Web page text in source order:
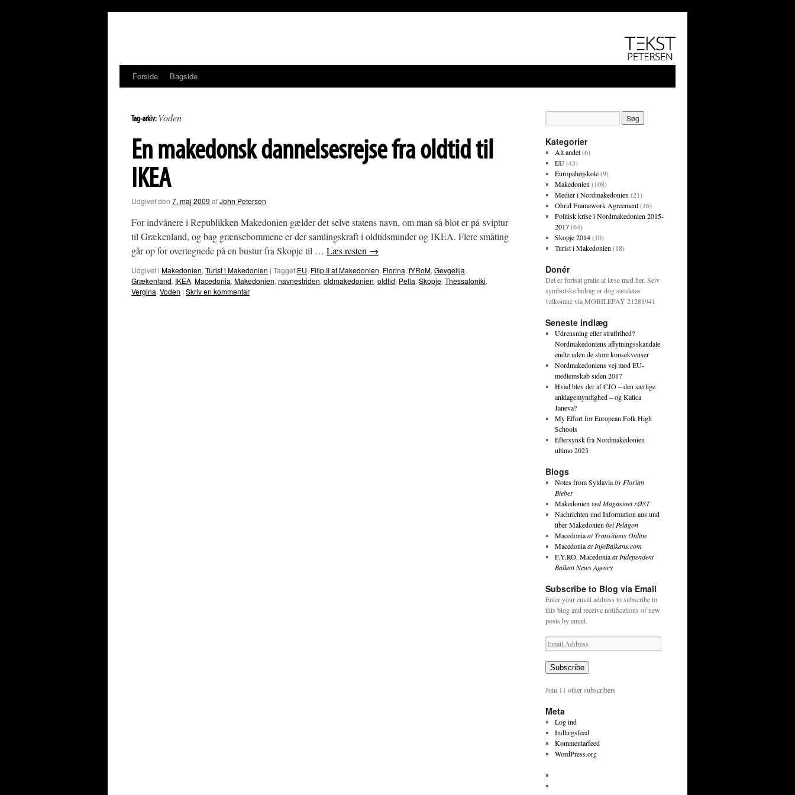
Forside Bagside
Tag-arkiv: Voden
En makedonsk dannelsesrejse fra oldtid til
IKEA
Udgivet den 7. maj 2009 afJohn Petersen
For indvånere i Republikken Makedonien gælder det selve statens navn, om man så blot er på sviptur
til Grækenland, og bag grænsebommene er der samlingskraft i oldtidsminder og IKEA. Flere småting
går op for overtegnede på en bustur fra Skopje til … Læs resten →
Udgivet i Makedonien, Turist i Makedonien | Tagget EU, Filip II af Makedonien, Florina, fYRoM, Gevgelija,
Grækenland, IKEA, Macedonia, Makedonien, navnestriden, oldmakedonien, oldtid, Pella, Skopje, Thessaloniki,
Vergina, Voden | Skriv en kommentar
Kategorier
Alt andet(6)
EU(43)
Europahøjskole(9)
Makedonien (108)
Medier i Nordmakedonien (21)
Ohrid Framework Agreement(16)
Politisk krise i Nordmakedonien 2015-
2017(64)
Skopje 2014(10)
Turist i Makedonien (18)
Donér
Det er fortsat gratis at læse med her. Selv
symbolske bidrag er dog særdeles
velkomne via MOBILEPAY 21281941
Seneste indlæg
Udrensning eller straffrihed?
Nordmakedoniens aflytningsskandale
endte uden de store konsekvenser
Nordmakedoniens vej mod EU-
medlemskab siden 2017
Hvad blev der af CJO – den særlige
anklagemyndighed – og Katica
Janeva?
My Effort for European Folk High
Schools
Eftersynsk fra Nordmakedonien
ultimo 2023
Blogs
Notes from Syldaviaby Florian
Bieber
Makedonien ved Magasinet rØST
Nachrichten und Information aus und
über Makedonien bei Pelagon
Macedoniaat Transitions Online
Macedoniaat InfoBalkans.com
F.Y.RO. Macedoniaat Independent
Balkan News Agency
Subscribe to Blog via Email
Enter your email address to subscribe to
this blog and receive notifications of new
posts by email.
Email
Address
Subscribe
Join 11 other subscribers
Meta
Log ind
Indlægsfeed
Kommentarfeed
WordPress.org